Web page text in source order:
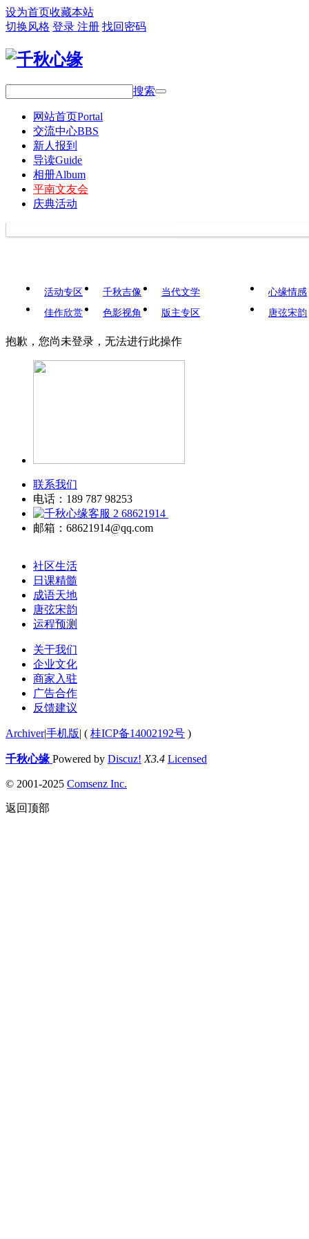
设为首页收藏本站
切换风格 登录 注册 找回密码
搜索
网站首页Portal
交流中心BBS
新人报到
导读Guide
相册Album
平南文友会
庆典活动
活动专区 千秋吉像
当代文学
佳作欣赏
色影视角 版主专区
心缘情感
唐弦宋韵
抱歉，您尚未登录，无法进行此操作
联系我们
电话：189 787 98253
68621914
邮箱：68621914@qq.com
社区生活
日课精髓
成语天地
唐弦宋韵
运程预测
关于我们
企业文化
商家入驻
广告合作
反馈建议
Archiver|手机版| ( 桂ICP备14002192号 )
千秋心缘 Powered by Discuz! X3.4 Licensed
© 2001-2025 Comsenz Inc.
返回顶部